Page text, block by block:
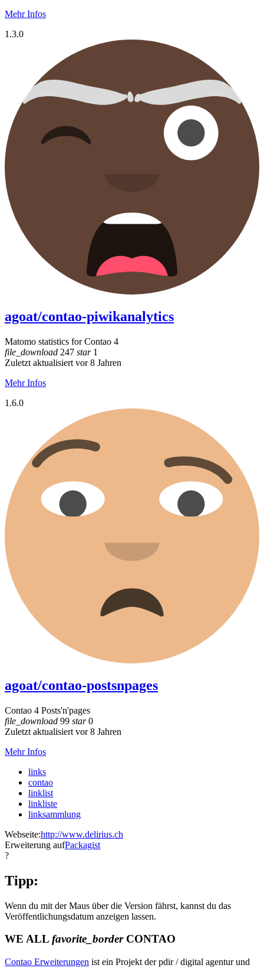
Mehr Infos
1.3.0
agoat/contao-piwikanalytics
Matomo statistics for Contao 4
file_download 247 star1
Zuletzt aktualisiert vor 8 Jahren
Mehr Infos
1.6.0
agoat/contao-postsnpages
Contao 4 Posts'n'pages
file_download 99 star0
Zuletzt aktualisiert vor 8 Jahren
Mehr Infos
links
contao
linklist
linkliste
linksammlung
Webseite:http://www.delirius.ch
Erweiterung aufPackagist
?
Tipp:
Wenn du mit der Maus über die Version fährst, kannst du das
Veröffentlichungsdatum anzeigen lassen.
WE ALL favorite_borderCONTAO
Contao Erweiterungen ist ein Projekt der pdir / digital agentur und